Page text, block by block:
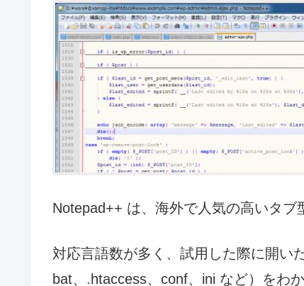
Notepad++ は、海外で人気の高いタブ
対応言語数が多く、試用した際に開い
bat、.htaccess、conf、ini など）をわ